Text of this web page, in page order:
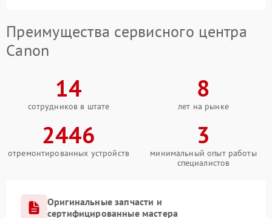
Преимущества сервисного центра
Canon
14
сотрудников в штате
8
лет на рынке
2446
отремонтированных устройств
3
минимальный опыт работы
специалистов
Оригинальные запчасти и
сертифицированные мастера